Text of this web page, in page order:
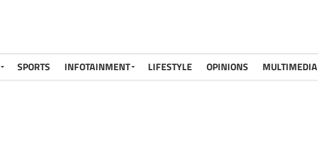
SPORTS INFOTAINMENT LIFESTYLE OPINIONS MULTIMEDIA